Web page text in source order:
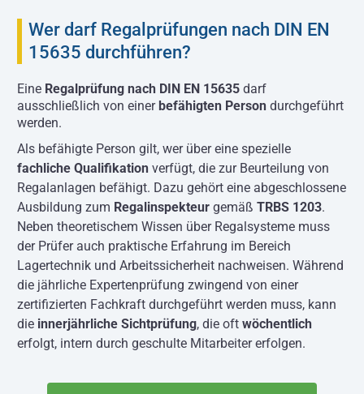
Wer darf Regalprüfungen nach DIN EN
15635 durchführen?
Eine Regalprüfung nach DIN EN 15635darf
ausschließlich von einer befähigten Persondurchgeführt
werden.
Als befähigte Person gilt, wer über eine spezielle
fachliche Qualifikationverfügt, die zur Beurteilung von
Regalanlagen befähigt. Dazu gehört eine abgeschlossene
Ausbildung zum Regalinspekteurgemäß TRBS 1203.
Neben theoretischem Wissen über Regalsysteme muss
der Prüfer auch praktische Erfahrung im Bereich
Lagertechnik und Arbeitssicherheit nachweisen. Während
die jährliche Expertenprüfung zwingend von einer
zertifizierten Fachkraft durchgeführt werden muss, kann
die innerjährliche Sichtprüfung, die oft wöchentlich
erfolgt, intern durch geschulte Mitarbeiter erfolgen.